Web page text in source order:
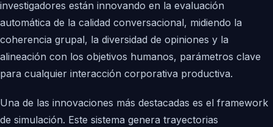
investigadores están innovando en la evaluación
automática de la calidad conversacional, midiendo la
coherencia grupal, la diversidad de opiniones y la
alineación con los objetivos humanos, parámetros clave
para cualquier interacción corporativa productiva.
Una de las innovaciones más destacadas es el framework
de simulación. Este sistema genera trayectorias